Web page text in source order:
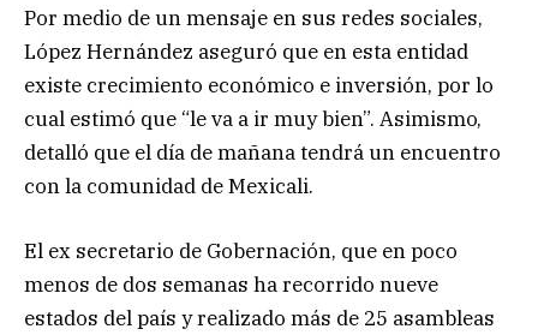
Por medio de un mensaje en sus redes sociales,
López Hernández aseguró que en esta entidad
existe crecimiento económico e inversión, por lo
cual estimó que “le va a ir muy bien”. Asimismo,
detalló que el día de mañana tendrá un encuentro
con la comunidad de Mexicali.
El ex secretario de Gobernación, que en poco
menos de dos semanas ha recorrido nueve
estados del país y realizado más de 25 asambleas